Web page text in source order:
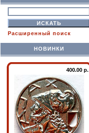
Расширенный поиск
НОВИНКИ
400.00 р.